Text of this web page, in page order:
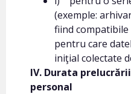
(exemple:
fiind
pentru care
iniţial colectate
IV. Durata
personal